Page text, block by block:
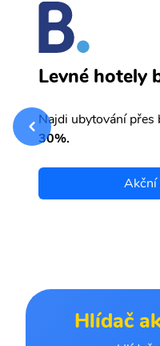
Levné hotely
Najdi ubytování přes
30%.
Akční
Hlídač